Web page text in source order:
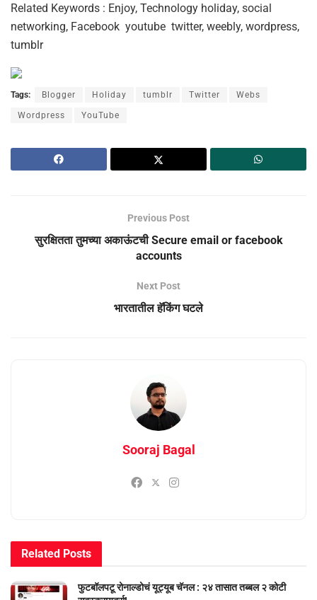
Related Keywords : Enjoy, Technology holiday, social
networking, Facebook youtube twitter, weebly, wordpress,
tumblr
Tags: Blogger Holiday tumblr Twitter Webs
Wordpress YouTube
Previous Post
सुरक्षितता तुमच्या अकाऊंटची Secure email or facebook
accounts
Next Post
भारतातील हॅकिंग घटले
Sooraj Bagal
Related Posts
फुटबॉलपटू रोनाल्डोचं यूट्यूब चॅनल : २४ तासात तब्बल २ कोटी